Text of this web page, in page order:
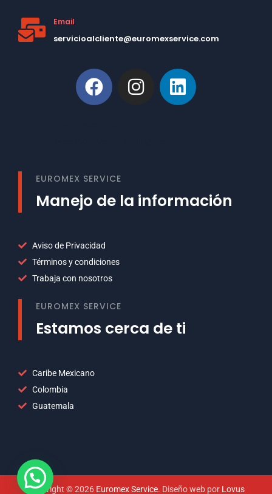
Email
servicioalcliente@euromexservice.com
EUROMEX SERVICE
Manejo de la información
Aviso de Privacidad
Términos y condiciones
Trabaja con nosotros
EUROMEX SERVICE
Estamos cerca de ti
Caribe Mexicano
Colombia
Guatemala
Copyright © 2026 Euromex Service. Diseño web por Lovus